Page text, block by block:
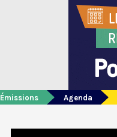
Émissions Agenda